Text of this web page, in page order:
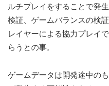
ルチプレイをすることで発
検証、ゲームバランスの検
レイヤーによる協力プレイ
らうとの事。
ゲームデータは開発途中の